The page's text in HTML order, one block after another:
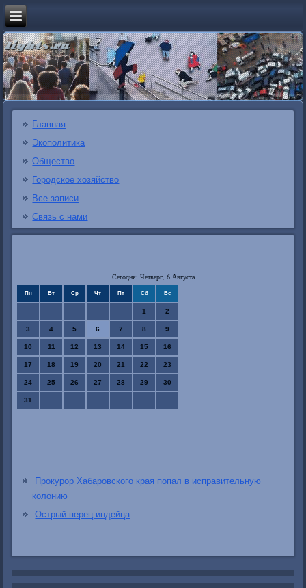
Главная
Экополитика
Общество
Городское хозяйство
Все записи
Связь с нами
Сегодня: Четверг, 6 Августа
Пн Вт Ср Чт Пт Сб Вс
1 2
3 4 5 6 7 8 9
10 11 12 13 14 15 16
17 18 19 20 21 22 23
24 25 26 27 28 29 30
31
Прокурор Хабаровского края попал в исправительную
колонию
Острый перец индейца